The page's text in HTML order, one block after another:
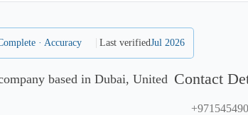
· Accuracy Last verifiedJul 2026
based in Dubai, United Contact